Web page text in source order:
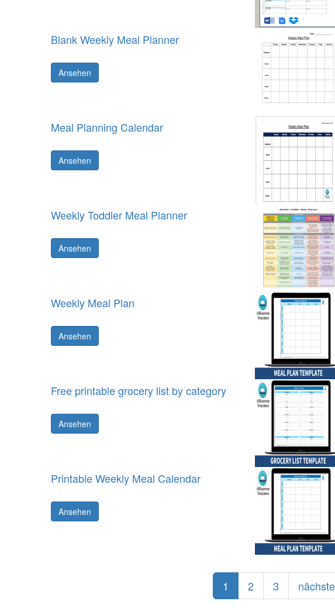
Blank Weekly Meal Planner
Ansehen
Meal Planning Calendar
Ansehen
Weekly Toddler Meal Planner
Ansehen
Weekly Meal Plan
Ansehen
Free printable grocery list by category
Ansehen
Printable Weekly Meal Calendar
Ansehen
1 2 3 nächste